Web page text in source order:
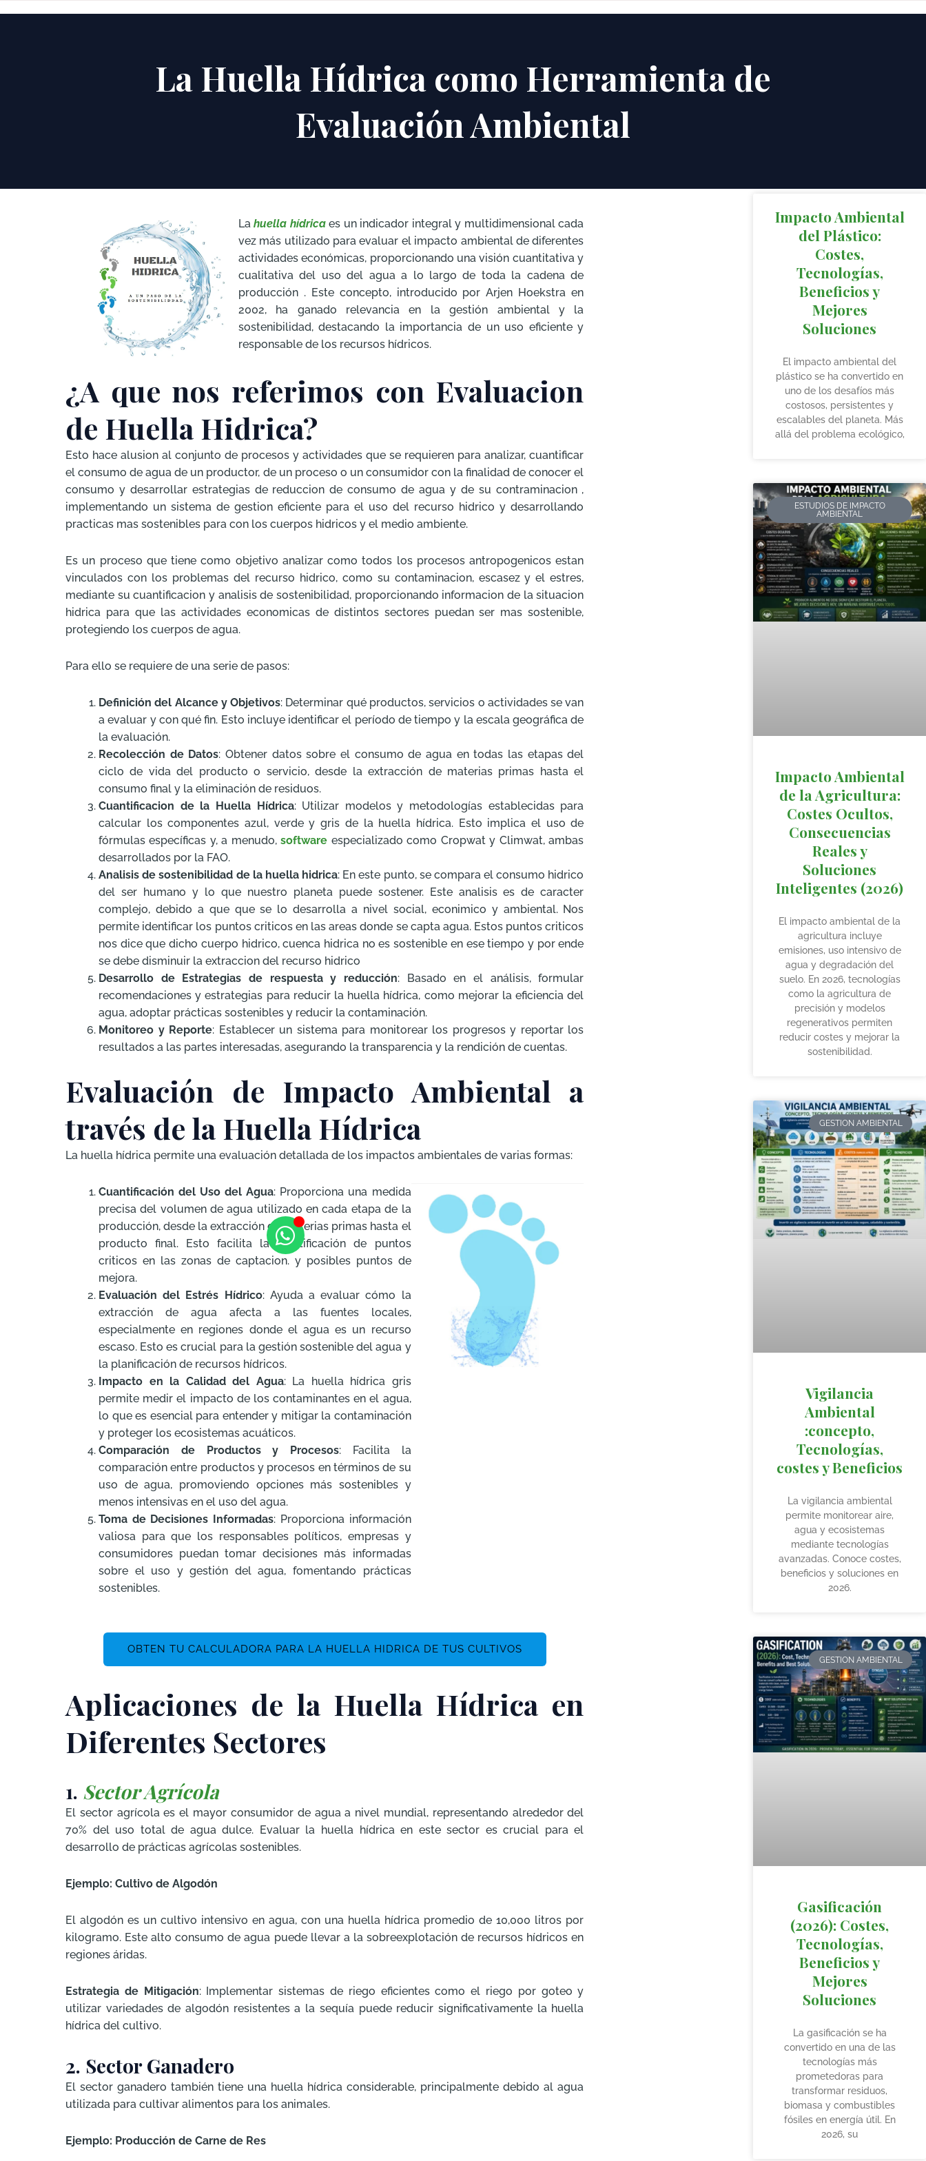
La Huella Hídrica como Herramienta de
Evaluación Ambiental
Lahuella hídricaes un indicador integral y multidimensional cada
vez más utilizado para evaluar el impacto ambiental de diferentes
actividades económicas, proporcionando una visión cuantitativa y
cualitativa del uso del agua a lo largo de toda la cadena de
producción . Este concepto, introducido por Arjen Hoekstra en
2002, ha ganado relevancia en la gestión ambiental y la
sostenibilidad, destacando la importancia de un uso eficiente y
responsable de los recursos hídricos.
¿A que nos referimos con Evaluacion
de Huella Hidrica?
Esto hace alusion al conjunto de procesos y actividades que se requieren para analizar, cuantificar
el consumo de agua de un productor, de un proceso o un consumidor con la finalidad de conocer el
consumo y desarrollar estrategias de reduccion de consumo de agua y de su contraminacion ,
implementando un sistema de gestion eficiente para el uso del recurso hidrico y desarrollando
practicas mas sostenibles para con los cuerpos hidricos y el medio ambiente.
Es un proceso que tiene como objetivo analizar como todos los procesos antropogenicos estan
vinculados con los problemas del recurso hidrico, como su contaminacion, escasez y el estres,
mediante su cuantificacion y analisis de sostenibilidad, proporcionando informacion de la situacion
hidrica para que las actividades economicas de distintos sectores puedan ser mas sostenible,
protegiendo los cuerpos de agua.
Para ello se requiere de una serie de pasos:
Definición del Alcance y Objetivos: Determinar qué productos, servicios o actividades se van
a evaluar y con qué fin. Esto incluye identificar el período de tiempo y la escala geográfica de
la evaluación.
Recolección de Datos: Obtener datos sobre el consumo de agua en todas las etapas del
ciclo de vida del producto o servicio, desde la extracción de materias primas hasta el
consumo final y la eliminación de residuos.
Cuantificacion de la Huella Hídrica: Utilizar modelos y metodologías establecidas para
calcular los componentes azul, verde y gris de la huella hídrica. Esto implica el uso de
fórmulas específicas y, a menudo,software especializado como Cropwat y Climwat, ambas
desarrollados por la FAO.
Analisis de sostenibilidad de la huella hidrica: En este punto, se compara el consumo hidrico
del ser humano y lo que nuestro planeta puede sostener. Este analisis es de caracter
complejo, debido a que que se lo desarrolla a nivel social, econimico y ambiental. Nos
permite identificar los puntos criticos en las areas donde se capta agua. Estos puntos criticos
nos dice que dicho cuerpo hidrico, cuenca hidrica no es sostenible en ese tiempo y por ende
se debe disminuir la extraccion del recurso hidrico
Desarrollo de Estrategias de respuesta y reducción: Basado en el análisis, formular
recomendaciones y estrategias para reducir la huella hídrica, como mejorar la eficiencia del
agua, adoptar prácticas sostenibles y reducir la contaminación.
Monitoreo y Reporte: Establecer un sistema para monitorear los progresos y reportar los
resultados a las partes interesadas, asegurando la transparencia y la rendición de cuentas.
Evaluación de Impacto Ambiental a
través de la Huella Hídrica
La huella hídrica permite una evaluación detallada de los impactos ambientales de varias formas:
Cuantificación del Uso del Agua: Proporciona una medida
precisa del volumen de agua utilizado en cada etapa de la
producción, desde la extracción de materias primas hasta el
producto final. Esto facilita la identificación de puntos
criticos en las zonas de captacion. y posibles puntos de
mejora.
Evaluación del Estrés Hídrico: Ayuda a evaluar cómo la
extracción de agua afecta a las fuentes locales,
especialmente en regiones donde el agua es un recurso
escaso. Esto es crucial para la gestión sostenible del agua y
la planificación de recursos hídricos.
Impacto en la Calidad del Agua: La huella hídrica gris
permite medir el impacto de los contaminantes en el agua,
lo que es esencial para entender y mitigar la contaminación
y proteger los ecosistemas acuáticos.
Comparación de Productos y Procesos: Facilita la
comparación entre productos y procesos en términos de su
uso de agua, promoviendo opciones más sostenibles y
menos intensivas en el uso del agua.
Toma de Decisiones Informadas: Proporciona información
valiosa para que los responsables políticos, empresas y
consumidores puedan tomar decisiones más informadas
sobre el uso y gestión del agua, fomentando prácticas
sostenibles.
OBTEN TU CALCULADORA PARA LA HUELLA HIDRICA DE TUS CULTIVOS
Aplicaciones de la Huella Hídrica en
Diferentes Sectores
1. Sector Agrícola
El sector agrícola es el mayor consumidor de agua a nivel mundial, representando alrededor del
70% del uso total de agua dulce. Evaluar la huella hídrica en este sector es crucial para el
desarrollo de prácticas agrícolas sostenibles.
Ejemplo: Cultivo de Algodón
El algodón es un cultivo intensivo en agua, con una huella hídrica promedio de 10,000 litros por
kilogramo. Este alto consumo de agua puede llevar a la sobreexplotación de recursos hídricos en
regiones áridas.
Estrategia de Mitigación: Implementar sistemas de riego eficientes como el riego por goteo y
utilizar variedades de algodón resistentes a la sequía puede reducir significativamente la huella
hídrica del cultivo.
2. Sector Ganadero
El sector ganadero también tiene una huella hídrica considerable, principalmente debido al agua
utilizada para cultivar alimentos para los animales.
Ejemplo: Producción de Carne de Res
Impacto Ambiental
del Plástico:
Costes,
Tecnologías,
Beneficios y
Mejores
Soluciones
El impacto ambiental del
plástico se ha convertido en
uno de los desafíos más
costosos, persistentes y
escalables del planeta. Más
allá del problema ecológico,
ESTUDIOS DE IMPACTO
AMBIENTAL
Impacto Ambiental
de la Agricultura:
Costes Ocultos,
Consecuencias
Reales y
Soluciones
Inteligentes (2026)
El impacto ambiental de la
agricultura incluye
emisiones, uso intensivo de
agua y degradación del
suelo. En 2026, tecnologías
como la agricultura de
precisión y modelos
regenerativos permiten
reducir costes y mejorar la
sostenibilidad.
GESTION AMBIENTAL
Vigilancia
Ambiental
:concepto,
Tecnologías,
costes y Beneficios
La vigilancia ambiental
permite monitorear aire,
agua y ecosistemas
mediante tecnologías
avanzadas. Conoce costes,
beneficios y soluciones en
2026.
GESTION AMBIENTAL
Gasificación
(2026): Costes,
Tecnologías,
Beneficios y
Mejores
Soluciones
La gasificación se ha
convertido en una de las
tecnologías más
prometedoras para
transformar residuos,
biomasa y combustibles
fósiles en energía útil. En
2026, su